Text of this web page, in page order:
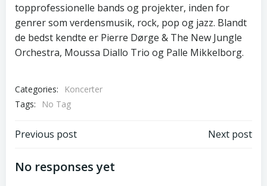
topprofessionelle bands og projekter, inden for
genrer som verdensmusik, rock, pop og jazz. Blandt
de bedst kendte er Pierre Dørge & The New Jungle
Orchestra, Moussa Diallo Trio og Palle Mikkelborg.
Categories:
Koncerter
Tags:
No Tag
Post
navigation
Previous post Next post
No responses yet